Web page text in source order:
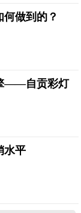
做到的？
——自贡彩灯
水平